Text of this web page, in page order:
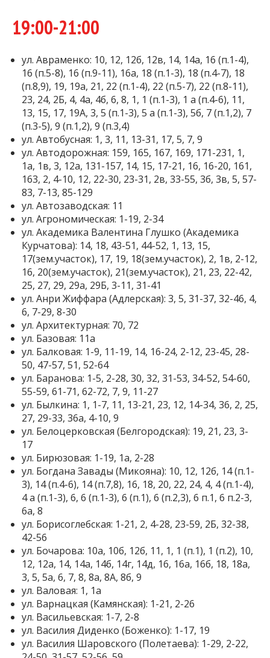
19:00-21:00
ул. Авраменко: 10, 12, 12б, 12в, 14, 14а, 16 (п.1-4),
16 (п.5-8), 16 (п.9-11), 16а, 18 (п.1-3), 18 (п.4-7), 18
(п.8,9), 19, 19а, 21, 22 (п.1-4), 22 (п.5-7), 22 (п.8-11),
23, 24, 2Б, 4, 4а, 4б, 6, 8, 1, 1 (п.1-3), 1 а (п.4-6), 11,
13, 15, 17, 19А, 3, 5 (п.1-3), 5 а (п.1-3), 5б, 7 (п.1,2), 7
(п.3-5), 9 (п.1,2), 9 (п.3,4)
ул. Автобусная: 1, 3, 11, 13-31, 17, 5, 7, 9
ул. Автодорожная: 159, 165, 167, 169, 171-231, 1,
1а, 1в, 3, 12а, 131-157, 14, 15, 17-21, 16, 16-20, 161,
163, 2, 4-10, 12, 22-30, 23-31, 2в, 33-55, 3б, 3в, 5, 57-
83, 7-13, 85-129
ул. Автозаводская: 11
ул. Агрономическая: 1-19, 2-34
ул. Академика Валентина Глушко (Академика
Курчатова): 14, 18, 43-51, 44-52, 1, 13, 15,
17(зем.участок), 17, 19, 18(зем.участок), 2, 1в, 2-12,
16, 20(зем.участок), 21(зем.участок), 21, 23, 22-42,
25, 27, 29, 29а, 29Б, 3-11, 31-41
ул. Анри Жиффара (Адлерская): 3, 5, 31-37, 32-46, 4,
6, 7-29, 8-30
ул. Архитектурная: 70, 72
ул. Базовая: 11а
ул. Балковая: 1-9, 11-19, 14, 16-24, 2-12, 23-45, 28-
50, 47-57, 51, 52-64
ул. Баранова: 1-5, 2-28, 30, 32, 31-53, 34-52, 54-60,
55-59, 61-71, 62-72, 7, 9, 11-27
ул. Былкина: 1, 1-7, 11, 13-21, 23, 12, 14-34, 36, 2, 25,
27, 29-33, 36а, 4-10, 9
ул. Белоцерковская (Белгородская): 19, 21, 23, 3-
17
ул. Бирюзовая: 1-19, 1а, 2-28
ул. Богдана Завады (Микояна): 10, 12, 12б, 14 (п.1-
3), 14 (п.4-6), 14 (п.7,8), 16, 18, 20, 22, 24, 4, 4 (п.1-4),
4 а (п.1-3), 6, 6 (п.1-3), 6 (п.1), 6 (п.2,3), 6 п.1, 6 п.2-3,
6а, 8
ул. Борисоглебская: 1-21, 2, 4-28, 23-59, 2Б, 32-38,
42-56
ул. Бочарова: 10а, 10б, 12б, 11, 1, 1 (п.1), 1 (п.2), 10,
12, 12а, 14, 14а, 14б, 14г, 14д, 16, 16а, 16б, 18, 18а,
3, 5, 5а, 6, 7, 8, 8а, 8А, 8б, 9
ул. Валовая: 1, 1а
ул. Варнацкая (Камянская): 1-21, 2-26
ул. Васильевская: 1-7, 2-8
ул. Василия Диденко (Боженко): 1-17, 19
ул. Василия Шаровского (Полетаева): 1-29, 2-22,